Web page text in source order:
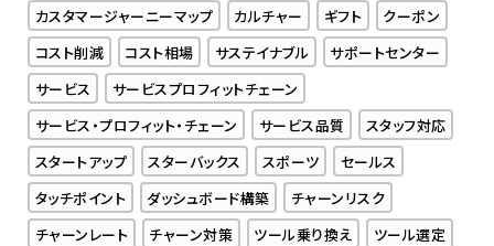
カスタマージャーニーマップ
カルチャー ギフト
クーポン
コスト削減
コスト相場 サステイナブル
サポートセンター
サービス
サービスプロフィットチェーン
サービス・プロフィット・チェーン
サービス品質
スタッフ対応
スタートアップ
スターバックス スポーツ
セールス
タッチポイント
ダッシュボード構築
チャーンリスク
チャーンレート
チャーン対策 ツール乗り換え
ツール選定